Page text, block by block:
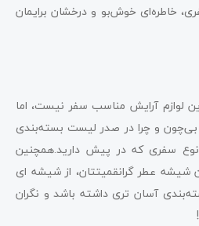
خاطره‌ای خوش‌بو و درخشان برایمان
لوازم آرایش مناسب سفر نیست، اما
بی‌چون و چرا در صدر لیست بسته‌بندی
نوع سفری که در پیش دارید.همچنین
عطر گرانقمیتتان، از شیشه ای
آسان تری داشته باشد و نگران